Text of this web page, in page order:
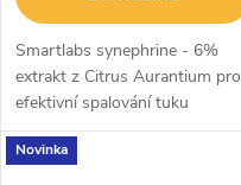
Smartlabs synephrine - 6%
extrakt z Citrus Aurantium pro
efektivní spalování tuku
Novinka